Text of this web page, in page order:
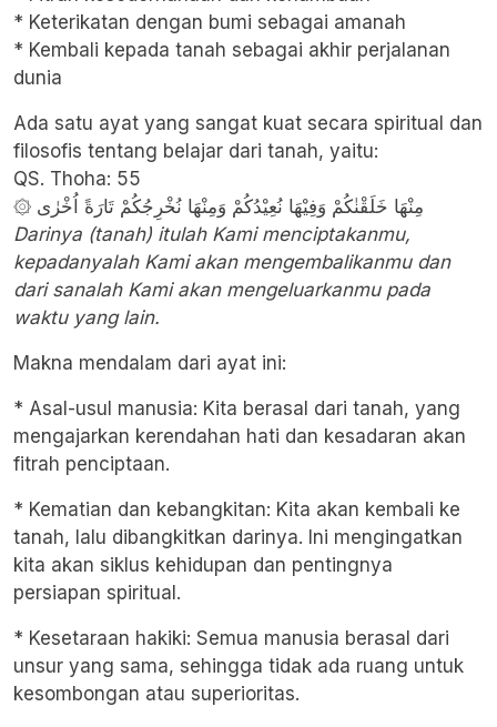
* Keterikatan dengan bumi sebagai amanah
* Kembali kepada tanah sebagai akhir perjalanan
dunia
Ada satu ayat yang sangat kuat secara spiritual dan
filosofis tentang belajar dari tanah, yaitu:
QS. Thoha: 55
۞ مِنْهَا خَلَقْنٰكُمْ وَفِيْهَا نُعِيْدُكُمْ وَمِنْهَا نُخْرِجُكُمْ تَارَةً اُخْرٰى
Darinya (tanah) itulah Kami menciptakanmu,
kepadanyalah Kami akan mengembalikanmu dan
dari sanalah Kami akan mengeluarkanmu pada
waktu yang lain.
Makna mendalam dari ayat ini:
* Asal-usul manusia: Kita berasal dari tanah, yang
mengajarkan kerendahan hati dan kesadaran akan
fitrah penciptaan.
* Kematian dan kebangkitan: Kita akan kembali ke
tanah, lalu dibangkitkan darinya. Ini mengingatkan
kita akan siklus kehidupan dan pentingnya
persiapan spiritual.
* Kesetaraan hakiki: Semua manusia berasal dari
unsur yang sama, sehingga tidak ada ruang untuk
kesombongan atau superioritas.